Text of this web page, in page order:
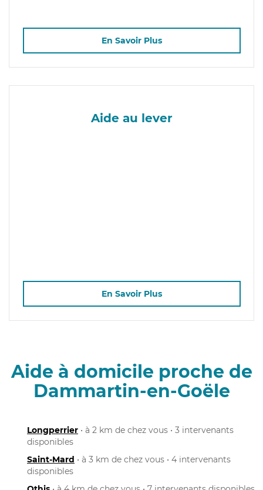
En Savoir Plus
Aide au lever
En Savoir Plus
Aide à domicile proche de
Dammartin-en-Goële
Longperrier • à 2 km de chez vous • 3 intervenants
disponibles
Saint-Mard • à 3 km de chez vous • 4 intervenants
disponibles